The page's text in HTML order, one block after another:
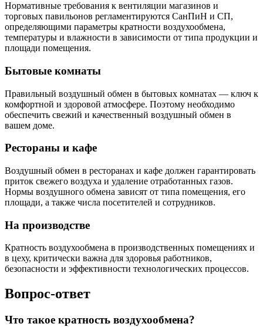
Нормативные требования к вентиляции магазинов и
торговых павильонов регламентируются СанПиН и СП,
определяющими параметры кратности воздухообмена,
температуры и влажности в зависимости от типа продукции и
площади помещения.
Бытовые комнаты
Правильный воздушный обмен в бытовых комнатах — ключ к
комфортной и здоровой атмосфере. Поэтому необходимо
обеспечить свежий и качественный воздушный обмен в
вашем доме.
Рестораны и кафе
Воздушный обмен в ресторанах и кафе должен гарантировать
приток свежего воздуха и удаление отработанных газов.
Нормы воздушного обмена зависят от типа помещения, его
площади, а также числа посетителей и сотрудников.
На производстве
Кратность воздухообмена в производственных помещениях и
в цеху, критически важна для здоровья работников,
безопасности и эффективности технологических процессов.
Вопрос-ответ
Что такое кратность воздухообмена?